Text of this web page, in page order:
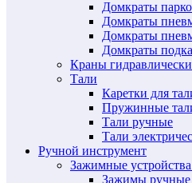
Домкраты
Домкраты
Домкраты
Домкраты
Краны
Тали
Каретки для
Пружинные
Тали ручные
Тали
Ручной инструмент
Зажимные
Зажимы ручные